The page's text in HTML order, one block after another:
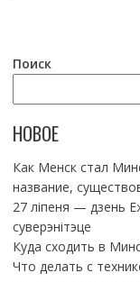
Поиск
НОВОЕ
Как Менск стал
название,
27 ліпеня — дзень
суверэнітэце
Куда сходить в
Что делать с